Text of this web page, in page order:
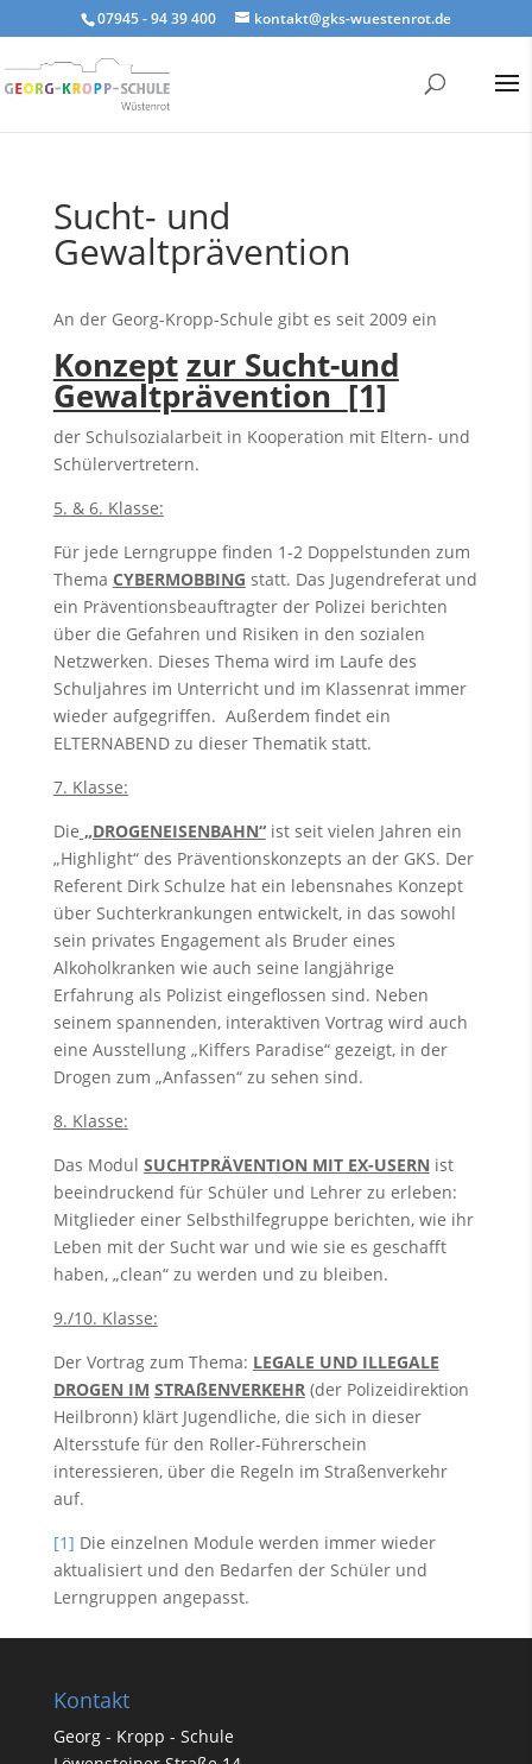
07945 - 94 39 400 kontakt@gks-wuestenrot.de
Sucht- und
Gewaltprävention
An der Georg-Kropp-Schule gibt es seit 2009 ein
Konzept zur Sucht-und
Gewaltprävention[1]
der Schulsozialarbeit in Kooperation mit Eltern- und
Schülervertretern.
5. & 6. Klasse:
Für jede Lerngruppe finden 1-2 Doppelstunden zum
Thema CYBERMOBBING statt. Das Jugendreferat und
ein Präventionsbeauftragter der Polizei berichten
über die Gefahren und Risiken in den sozialen
Netzwerken. Dieses Thema wird im Laufe des
Schuljahres im Unterricht und im Klassenrat immer
wieder aufgegriffen. Außerdem findet ein
ELTERNABEND zu dieser Thematik statt.
7. Klasse:
Die „DROGENEISENBAHN“ist seit vielen Jahren ein
„Highlight“ des Präventions­konzepts an der GKS. Der
Referent Dirk Schulze hat ein lebensnahes Konzept
über Suchterkrankungen entwickelt, in das sowohl
sein privates Engage­ment als Bruder eines
Alkoholkranken wie auch seine langjährige
Erfahrung als Polizist eingeflossen sind. Neben
seinem spannenden, interaktiven Vortrag wird auch
eine Ausstellung „Kiffers Paradise“ gezeigt, in der
Drogen zum „Anfassen“ zu sehen sind.
8. Klasse:
Das Modul SUCHTPRÄVENTION MIT EX-USERN ist
beeindruckend für Schüler und Lehrer zu erleben:
Mitglieder einer Selbsthilfegruppe berichten, wie ihr
Leben mit der Sucht war und wie sie es geschafft
haben, „clean“ zu werden und zu bleiben.
9./10. Klasse:
Der Vortrag zum Thema: LEGALE UND ILLEGALE
DROGEN IM STRAßENVERKEHR(der Polizeidirektion
Heilbronn) klärt Jugendliche, die sich in dieser
Altersstufe für den Roller-Führerschein
interessieren, über die Regeln im Straßenverkehr
auf.
[1] Die einzelnen Module werden immer wieder
aktualisiert und den Bedarfen der Schüler und
Lerngruppen angepasst.
Kontakt
Georg - Kropp - Schule